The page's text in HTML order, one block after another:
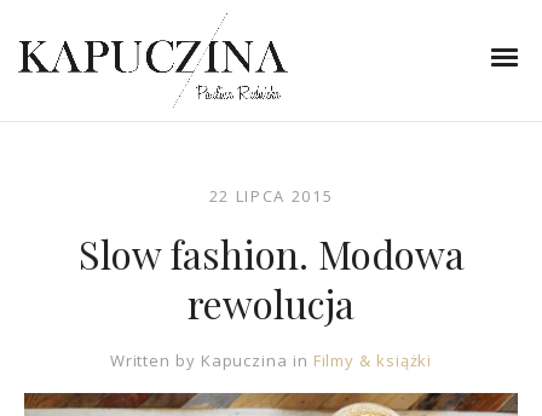
22 LIPCA 2015
Slow fashion. Modowa
rewolucja
Written by Kapuczina in Filmy & książki